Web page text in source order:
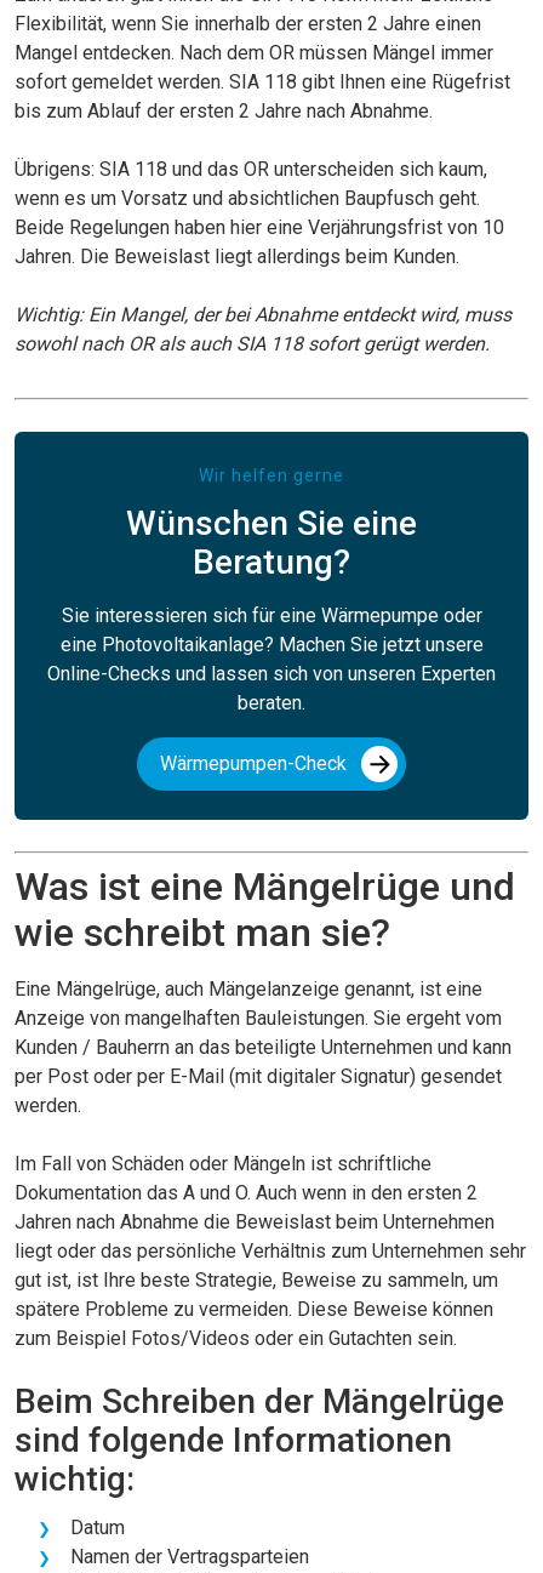
Flexibilität, wenn Sie innerhalb der ersten 2 Jahre einen
Mangel entdecken. Nach dem OR müssen Mängel immer
sofort gemeldet werden. SIA 118 gibt Ihnen eine Rügefrist
bis zum Ablauf der ersten 2 Jahre nach Abnahme.
Übrigens: SIA 118 und das OR unterscheiden sich kaum,
wenn es um Vorsatz und absichtlichen Baupfusch geht.
Beide Regelungen haben hier eine Verjährungsfrist von 10
Jahren. Die Beweislast liegt allerdings beim Kunden.
Wichtig: Ein Mangel, der bei Abnahme entdeckt wird, muss
sowohl nach OR als auch SIA 118 sofort gerügt werden.
Wir helfen gerne
Wünschen Sie eine
Beratung?
Sie interessieren sich für eine Wärmepumpe oder
eine Photovoltaikanlage? Machen Sie jetzt unsere
Online-Checks und lassen sich von unseren Experten
beraten.
Wärmepumpen-Check
Was ist eine Mängelrüge und
wie schreibt man sie?
Eine Mängelrüge, auch Mängelanzeige genannt, ist eine
Anzeige von mangelhaften Bauleistungen. Sie ergeht vom
Kunden / Bauherrn an das beteiligte Unternehmen und kann
per Post oder per E-Mail (mit digitaler Signatur) gesendet
werden.
Im Fall von Schäden oder Mängeln ist schriftliche
Dokumentation das A und O. Auch wenn in den ersten 2
Jahren nach Abnahme die Beweislast beim Unternehmen
liegt oder das persönliche Verhältnis zum Unternehmen sehr
gut ist, ist Ihre beste Strategie, Beweise zu sammeln, um
spätere Probleme zu vermeiden. Diese Beweise können
zum Beispiel Fotos/Videos oder ein Gutachten sein.
Beim Schreiben der Mängelrüge
sind folgende Informationen
wichtig:
Datum
Namen der Vertragsparteien